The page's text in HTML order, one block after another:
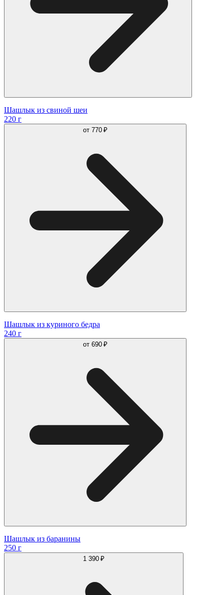
Шашлык из свиной шеи
220 г
от 770 ₽
Шашлык из куриного бедра
240 г
от 690 ₽
Шашлык из баранины
250 г
1 390 ₽